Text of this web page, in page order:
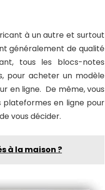
à un autre et surtout
généralement de qualité
tous les blocs-notes
pour acheter un modèle
en ligne. De même, vous
plateformes en ligne pour
vous décider.
à la maison ?